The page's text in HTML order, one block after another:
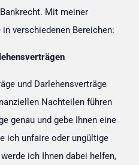
Mit meiner
verschiedenen Bereichen:
und Darlehensverträge
Nachteilen führen
genau und gebe Ihnen eine
ich unfaire oder ungültige
ich Ihnen dabei helfen,